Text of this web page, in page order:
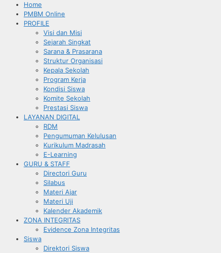
Home
PMBM Online
PROFILE
Visi dan Misi
Sejarah Singkat
Sarana & Prasarana
Struktur Organisasi
Kepala Sekolah
Program Kerja
Kondisi Siswa
Komite Sekolah
Prestasi Siswa
LAYANAN DIGITAL
RDM
Pengumuman Kelulusan
Kurikulum Madrasah
E-Learning
GURU & STAFF
Directori Guru
Silabus
Materi Ajar
Materi Uji
Kalender Akademik
ZONA INTEGRITAS
Evidence Zona Integritas
Siswa
Direktori Siswa